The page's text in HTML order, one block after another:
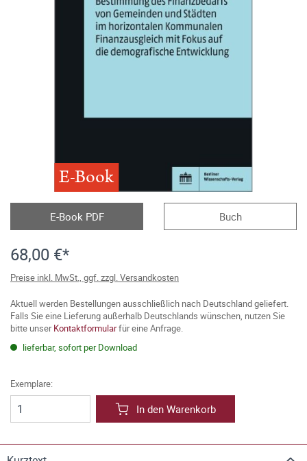
E-Book
E-Book PDF Buch
68,00 €*
Preise inkl. MwSt., ggf. zzgl. Versandkosten
Aktuell werden Bestellungen ausschließlich nach Deutschland geliefert.
Falls Sie eine Lieferung außerhalb Deutschlands wünschen, nutzen Sie
bitte unserKontaktformularfür eine Anfrage.
lieferbar, sofort per Download
Exemplare:
In den Warenkorb